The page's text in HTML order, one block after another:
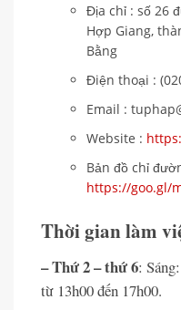
Địa chỉ : số 26
Hợp Giang,
Bằng
Điện thoại :
Email :
Website :
Bản đồ chỉ
https://goo.gl/
Thời gian làm
– Thứ 2 – thứ 6:
từ 13h00 đến 17h00.